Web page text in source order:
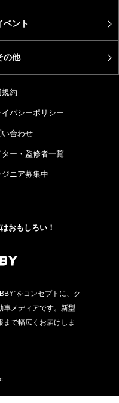
ベント
の他
約
イバシーポリシー
い合わせ
ター・監修者一覧
ジニア募集中
おもしろい！
をコンセプトに、ク
車メディアです。新型
で幅広くお届けしま